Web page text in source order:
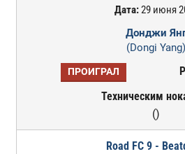
Дата:29 июня
Донджи
(Dongi Yang)
ПРОИГРАЛ
Техническим
()
Road FC 9 -